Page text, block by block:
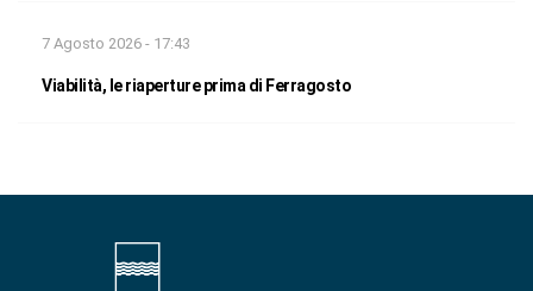
7 Agosto 2026 - 17:43
Viabilità, le riaperture prima di Ferragosto